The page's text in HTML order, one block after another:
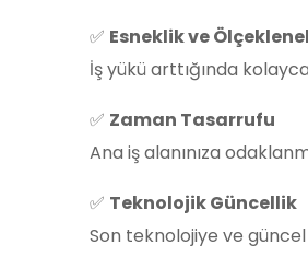
✅ Esneklik ve
İş yükü arttığında
✅ Zaman Tasarrufu
Ana iş alanınıza
✅ Teknolojik Güncellik
Son teknolojiye ve güncel